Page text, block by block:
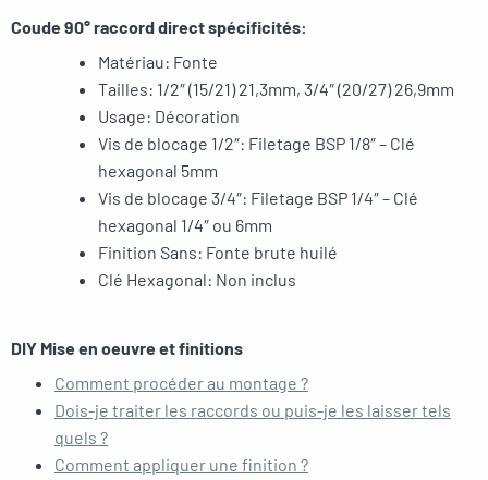
Coude 90° raccord direct spécificités:
Matériau: Fonte
Tailles: 1/2″ (15/21) 21,3mm, 3/4″ (20/27) 26,9mm
Usage: Décoration
Vis de blocage 1/2″: Filetage BSP 1/8″ – Clé
hexagonal 5mm
Vis de blocage 3/4″: Filetage BSP 1/4″ – Clé
hexagonal 1/4″ ou 6mm
Finition Sans: Fonte brute huilé
Clé Hexagonal: Non inclus
DIY Mise en oeuvre et finitions
Comment procéder au montage ?
Dois-je traiter les raccords ou puis-je les laisser tels
quels ?
Comment appliquer une finition ?